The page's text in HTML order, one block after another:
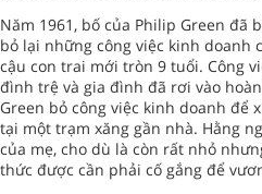
Năm 1961, bố của Philip Green
bỏ lại những công việc kinh doanh
cậu con trai mới tròn 9 tuổi. Công
đình trệ và gia đình đã rơi vào
Green bỏ công việc kinh doanh để
tại một trạm xăng gần nhà. Hằng
của mẹ, cho dù là còn rất nhỏ
thức được cần phải cố gắng để